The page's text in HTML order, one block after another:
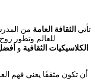
تأتي الثقافة العامة من
للعالم وتطور روح
الكلاسيكيات الثقافية و
أن تكون مثقفًا يعني فهم